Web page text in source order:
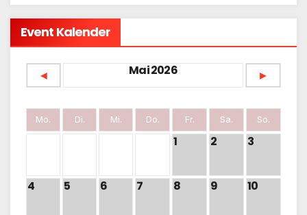
Event Kalender
◄ Mai 2026 ►
Mo. Di. Mi. Do. Fr. Sa. So.
1 2 3
4 5 6 7 8 9 10